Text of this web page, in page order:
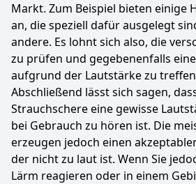
Markt. Zum Beispiel bieten einige
an, die speziell dafür ausgelegt
andere. Es lohnt sich also, die
zu prüfen und gegebenenfalls
aufgrund der Lautstärke zu
Abschließend lässt sich sagen,
Strauchschere eine gewisse
bei Gebrauch zu hören ist. Die
erzeugen jedoch einen
der nicht zu laut ist. Wenn Sie
Lärm reagieren oder in einem